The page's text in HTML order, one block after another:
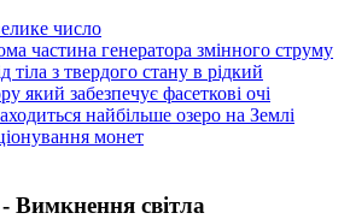
число
частина генератора змінного струму
тіла з твердого стану в рідкий
який забезпечує фасеткові очі
найбільше озеро на Землі
монет
Вимкнення світла